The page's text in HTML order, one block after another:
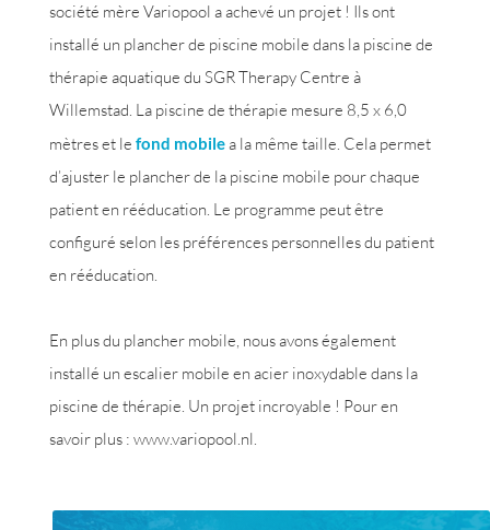
société mère Variopool a achevé un projet ! Ils ont
installé un plancher de piscine mobile dans la piscine de
thérapie aquatique du SGR Therapy Centre à
Willemstad. La piscine de thérapie mesure 8,5 x 6,0
mètres et le fond mobilea la même taille. Cela permet
d’ajuster le plancher de la piscine mobile pour chaque
patient en rééducation. Le programme peut être
configuré selon les préférences personnelles du patient
en rééducation.
En plus du plancher mobile, nous avons également
installé un escalier mobile en acier inoxydable dans la
piscine de thérapie. Un projet incroyable ! Pour en
savoir plus : www.variopool.nl.